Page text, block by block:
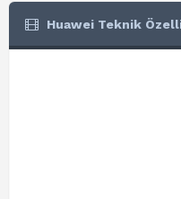
Huawei Teknik